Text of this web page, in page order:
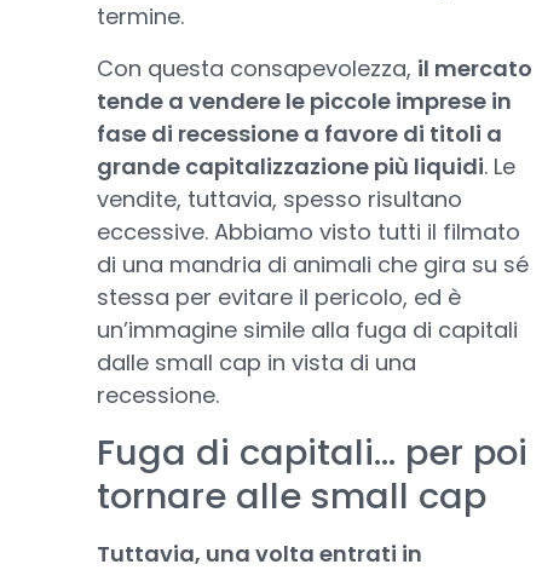
termine.
Con questa consapevolezza, il mercato
tende a vendere le piccole imprese in
fase di recessione a favore di titoli a
grande capitalizzazione più liquidi. Le
vendite, tuttavia, spesso risultano
eccessive. Abbiamo visto tutti il filmato
di una mandria di animali che gira su sé
stessa per evitare il pericolo, ed è
un’immagine simile alla fuga di capitali
dalle small cap in vista di una
recessione.
Fuga di capitali... per poi
tornare alle small cap
Tuttavia, una volta entrati in